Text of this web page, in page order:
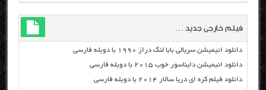
فیلم خارجی جدید …
دانلود انیمیشن سریالی بابا لنگ دراز ۱۹۹۰ با دوبله فارسی
دانلود انیمیشن دایناسور خوب ۲۰۱۵ با دوبله فارسی
دانلود فیلم کره ای دریا سالار ۲۰۱۴ با دوبله فارسی